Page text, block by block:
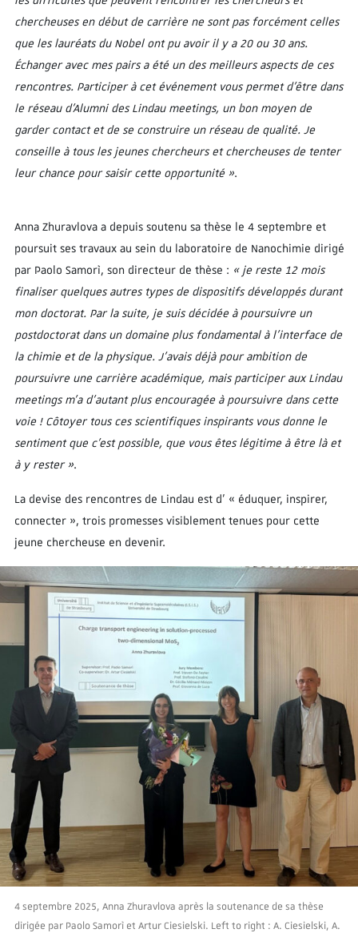
chercheuses en début de carrière ne sont pas forcément celles
que les lauréats du Nobel ont pu avoir il y a 20 ou 30 ans.
Échanger avec mes pairs a été un des meilleurs aspects de ces
rencontres. Participer à cet événement vous permet d’être dans
le réseau d’Alumni des Lindau meetings, un bon moyen de
garder contact et de se construire un réseau de qualité. Je
conseille à tous les jeunes chercheurs et chercheuses de tenter
leur chance pour saisir cette opportunité ».
Anna Zhuravlova a depuis soutenu sa thèse le 4 septembre et
poursuit ses travaux au sein du laboratoire de Nanochimie dirigé
par Paolo Samorì, son directeur de thèse : « je reste 12 mois
finaliser quelques autres types de dispositifs développés durant
mon doctorat. Par la suite, je suis décidée à poursuivre un
postdoctorat dans un domaine plus fondamental à l’interface de
la chimie et de la physique. J’avais déjà pour ambition de
poursuivre une carrière académique, mais participer aux Lindau
meetings m’a d’autant plus encouragée à poursuivre dans cette
voie ! Côtoyer tous ces scientifiques inspirants vous donne le
sentiment que c’est possible, que vous êtes légitime à être là et
à y rester ».
La devise des rencontres de Lindau est d’ « éduquer, inspirer,
connecter », trois promesses visiblement tenues pour cette
jeune chercheuse en devenir.
4 septembre 2025, Anna Zhuravlova après la soutenance de sa thèse
dirigée par Paolo Samorì et Artur Ciesielski. Left to right : A. Ciesielski, A.